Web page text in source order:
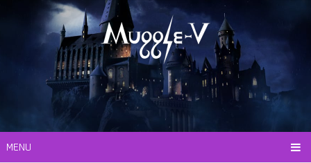
MENU